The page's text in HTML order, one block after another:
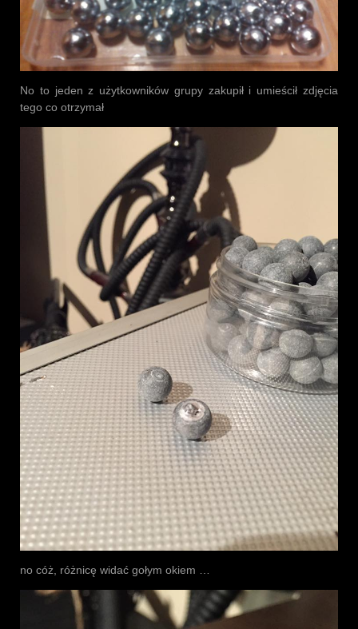
No to jeden z użytkowników grupy zakupił i umieścił zdjęcia
tego co otrzymał
no cóż, różnicę widać gołym okiem …